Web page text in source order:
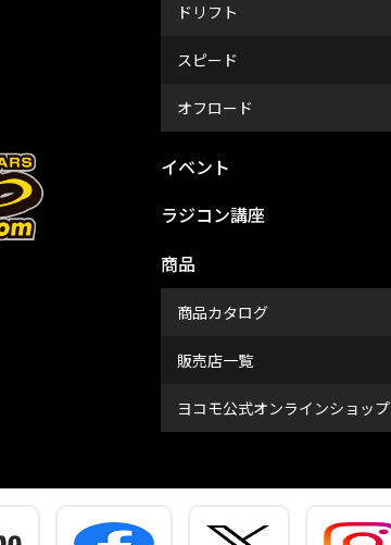
ドリフト
スピード
オフロード
イベント
ラジコン講座
商品
商品カタログ
販売店一覧
ヨコモ公式オンラインショップ